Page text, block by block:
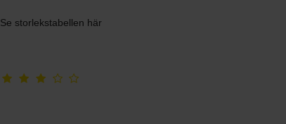
Se storlekstabellen här